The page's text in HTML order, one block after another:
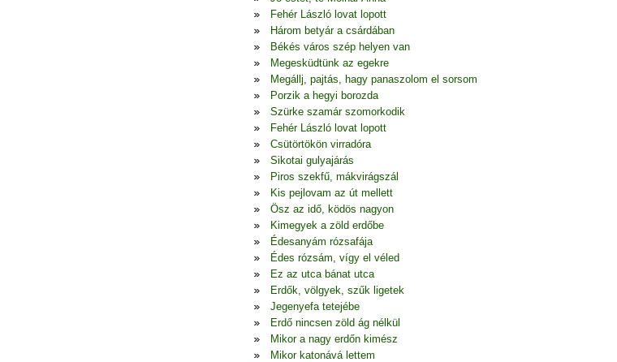
Fehér László lovat lopott
Három betyár a csárdában
Békés város szép helyen van
Megesküdtünk az egekre
Megállj, pajtás, hagy panaszolom el sorsom
Porzik a hegyi borozda
Szürke szamár szomorkodik
Fehér László lovat lopott
Csütörtökön virradóra
Sikotai gulyajárás
Piros szekfű, mákvirágszál
Kis pejlovam az út mellett
Ösz az idő, ködös nagyon
Kimegyek a zöld erdőbe
Édesanyám rózsafája
Édes rózsám, vígy el véled
Ez az utca bánat utca
Erdők, völgyek, szűk ligetek
Jegenyefa tetejébe
Erdő nincsen zöld ág nélkül
Mikor a nagy erdőn kimész
Mikor katonává lettem